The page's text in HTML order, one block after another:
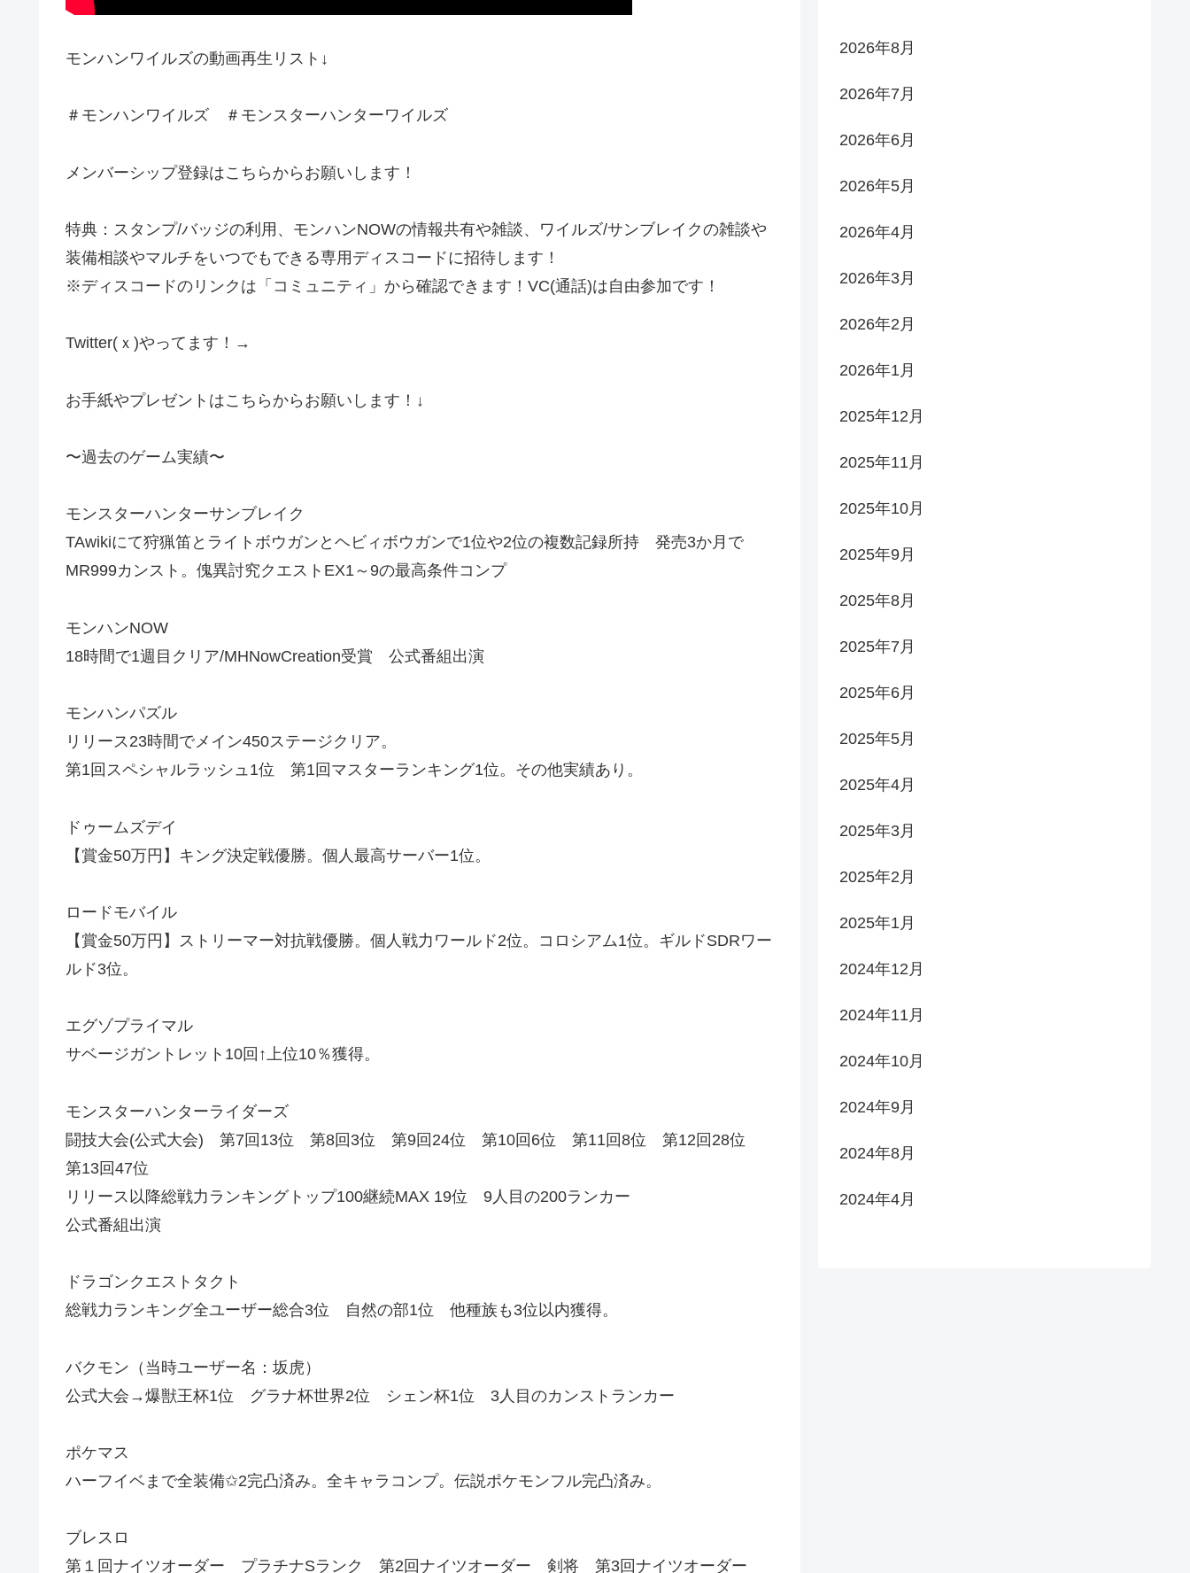
モンハンワイルズの動画再生リスト↓
＃モンハンワイルズ ＃モンスターハンターワイルズ
メンバーシップ登録はこちらからお願いします！
特典：スタンプ/バッジの利用、モンハンNOWの情報共有や雑談、ワイルズ/サンブレイクの雑談や
装備相談やマルチをいつでもできる専用ディスコードに招待します！
※ディスコードのリンクは「コミュニティ」から確認できます！VC(通話)は自由参加です！
Twitter(ｘ)やってます！→
お手紙やプレゼントはこちらからお願いします！↓
〜過去のゲーム実績〜
モンスターハンターサンブレイク
TAwikiにて狩猟笛とライトボウガンとヘビィボウガンで1位や2位の複数記録所持 発売3か月で
MR999カンスト。傀異討究クエストEX1～9の最高条件コンプ
モンハンNOW
18時間で1週目クリア/MHNowCreation受賞 公式番組出演
モンハンパズル
リリース23時間でメイン450ステージクリア。
第1回スペシャルラッシュ1位 第1回マスターランキング1位。その他実績あり。
ドゥームズデイ
【賞金50万円】キング決定戦優勝。個人最高サーバー1位。
ロードモバイル
【賞金50万円】ストリーマー対抗戦優勝。個人戦力ワールド2位。コロシアム1位。ギルドSDRワー
ルド3位。
エグゾプライマル
サベージガントレット10回↑上位10％獲得。
モンスターハンターライダーズ
闘技大会(公式大会) 第7回13位 第8回3位 第9回24位 第10回6位 第11回8位 第12回28位
第13回47位
リリース以降総戦力ランキングトップ100継続MAX 19位 9人目の200ランカー
公式番組出演
ドラゴンクエストタクト
総戦力ランキング全ユーザー総合3位 自然の部1位 他種族も3位以内獲得。
バクモン（当時ユーザー名：坂虎）
公式大会→爆獣王杯1位 グラナ杯世界2位 シェン杯1位 3人目のカンストランカー
ポケマス
ハーフイベまで全装備✩2完凸済み。全キャラコンプ。伝説ポケモンフル完凸済み。
ブレスロ
第１回ナイツオーダー プラチナSランク 第2回ナイツオーダー 剣将 第3回ナイツオーダー
2026年8月
2026年7月
2026年6月
2026年5月
2026年4月
2026年3月
2026年2月
2026年1月
2025年12月
2025年11月
2025年10月
2025年9月
2025年8月
2025年7月
2025年6月
2025年5月
2025年4月
2025年3月
2025年2月
2025年1月
2024年12月
2024年11月
2024年10月
2024年9月
2024年8月
2024年4月